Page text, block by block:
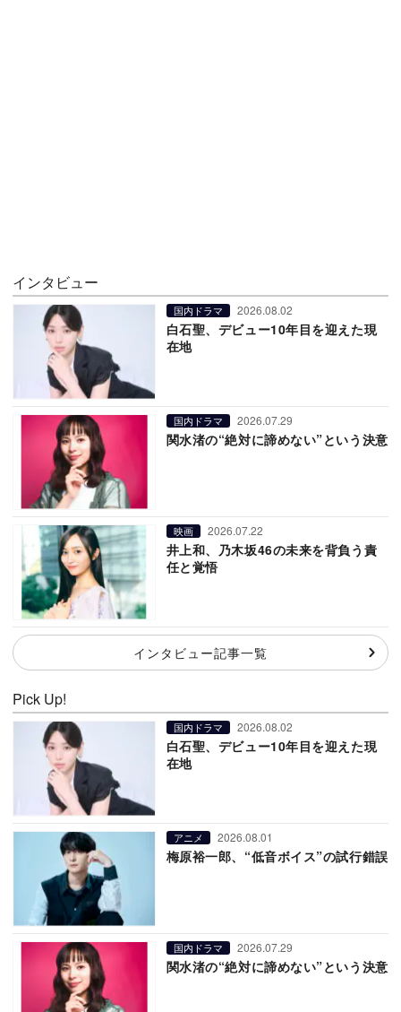
インタビュー
国内ドラマ 2026.08.02
白石聖、デビュー10年目を迎えた現
在地
国内ドラマ 2026.07.29
関水渚の“絶対に諦めない”という決意
映画 2026.07.22
井上和、乃木坂46の未来を背負う責
任と覚悟
インタビュー記事一覧
Pick Up!
国内ドラマ 2026.08.02
白石聖、デビュー10年目を迎えた現
在地
アニメ 2026.08.01
梅原裕一郎、“低音ボイス”の試行錯誤
国内ドラマ 2026.07.29
関水渚の“絶対に諦めない”という決意